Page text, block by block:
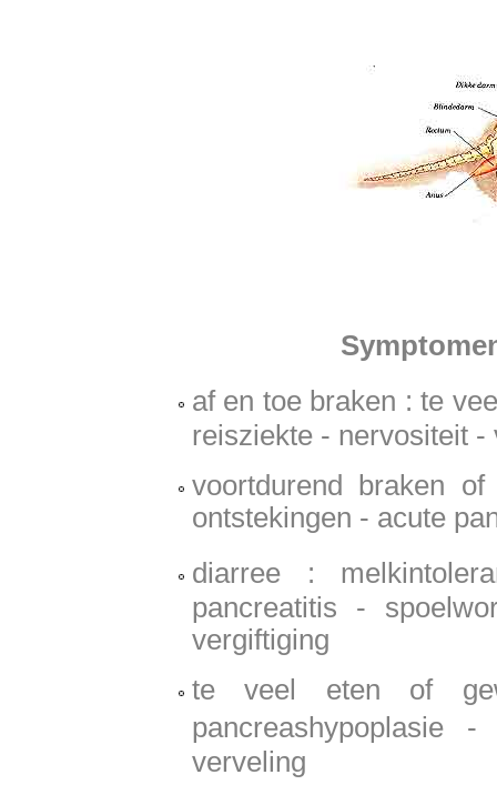
af en toe braken : te
reisziekte - nervositeit
voortdurend braken
ontstekingen - acute
diarree :
pancreatitis -
vergiftiging
te veel eten of
pancreashypoplasie
verveling